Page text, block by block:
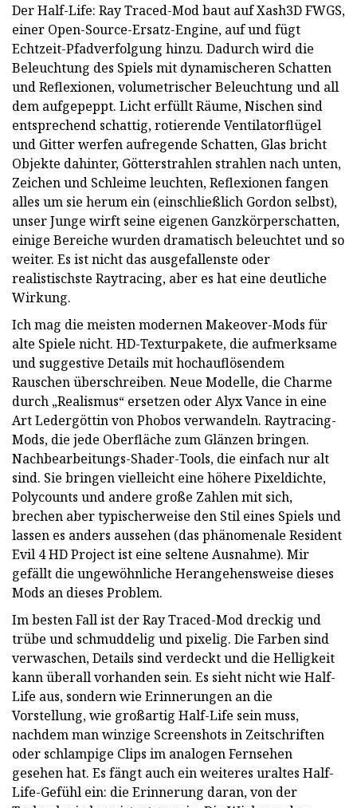
Der Half-Life: Ray Traced-Mod baut auf Xash3D FWGS,
einer Open-Source-Ersatz-Engine, auf und fügt
Echtzeit-Pfadverfolgung hinzu. Dadurch wird die
Beleuchtung des Spiels mit dynamischeren Schatten
und Reflexionen, volumetrischer Beleuchtung und all
dem aufgepeppt. Licht erfüllt Räume, Nischen sind
entsprechend schattig, rotierende Ventilatorflügel
und Gitter werfen aufregende Schatten, Glas bricht
Objekte dahinter, Götterstrahlen strahlen nach unten,
Zeichen und Schleime leuchten, Reflexionen fangen
alles um sie herum ein (einschließlich Gordon selbst),
unser Junge wirft seine eigenen Ganzkörperschatten,
einige Bereiche wurden dramatisch beleuchtet und so
weiter. Es ist nicht das ausgefallenste oder
realistischste Raytracing, aber es hat eine deutliche
Wirkung.
Ich mag die meisten modernen Makeover-Mods für
alte Spiele nicht. HD-Texturpakete, die aufmerksame
und suggestive Details mit hochauflösendem
Rauschen überschreiben. Neue Modelle, die Charme
durch „Realismus“ ersetzen oder Alyx Vance in eine
Art Ledergöttin von Phobos verwandeln. Raytracing-
Mods, die jede Oberfläche zum Glänzen bringen.
Nachbearbeitungs-Shader-Tools, die einfach nur alt
sind. Sie bringen vielleicht eine höhere Pixeldichte,
Polycounts und andere große Zahlen mit sich,
brechen aber typischerweise den Stil eines Spiels und
lassen es anders aussehen (das phänomenale Resident
Evil 4 HD Project ist eine seltene Ausnahme). Mir
gefällt die ungewöhnliche Herangehensweise dieses
Mods an dieses Problem.
Im besten Fall ist der Ray Traced-Mod dreckig und
trübe und schmuddelig und pixelig. Die Farben sind
verwaschen, Details sind verdeckt und die Helligkeit
kann überall vorhanden sein. Es sieht nicht wie Half-
Life aus, sondern wie Erinnerungen an die
Vorstellung, wie großartig Half-Life sein muss,
nachdem man winzige Screenshots in Zeitschriften
oder schlampige Clips im analogen Fernsehen
gesehen hat. Es fängt auch ein weiteres uraltes Half-
Life-Gefühl ein: die Erinnerung daran, von der